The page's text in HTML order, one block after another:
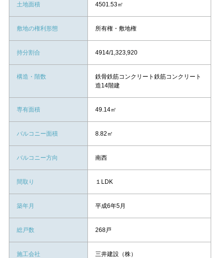
土地面積 4501.53㎡
敷地の権利形態 所有権・敷地権
持分割合 4914/1,323,920
構造・階数
鉄骨鉄筋コンクリート鉄筋コンクリート
造14階建
専有面積 49.14㎡
バルコニー面積 8.82㎡
バルコニー方向 南西
間取り １LDK
築年月 平成6年5月
総戸数 268戸
施工会社 三井建設（株）